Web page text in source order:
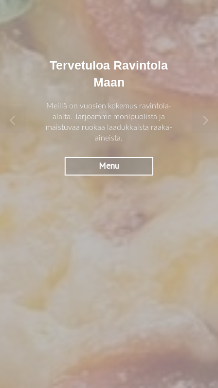
Tervetuloa Ravintola
Maan
Meillä on vuosien kokemus ravintola-
alalta. Tarjoamme monipuolista ja
maistuvaa ruokaa laadukkaista raaka-
aineista.
Menu